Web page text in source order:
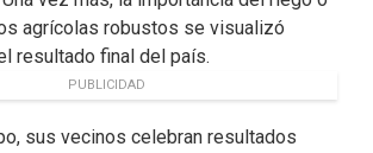
agrícolas robustos se visualizó
resultado final del país.
PUBLICIDAD
sus vecinos celebran resultados